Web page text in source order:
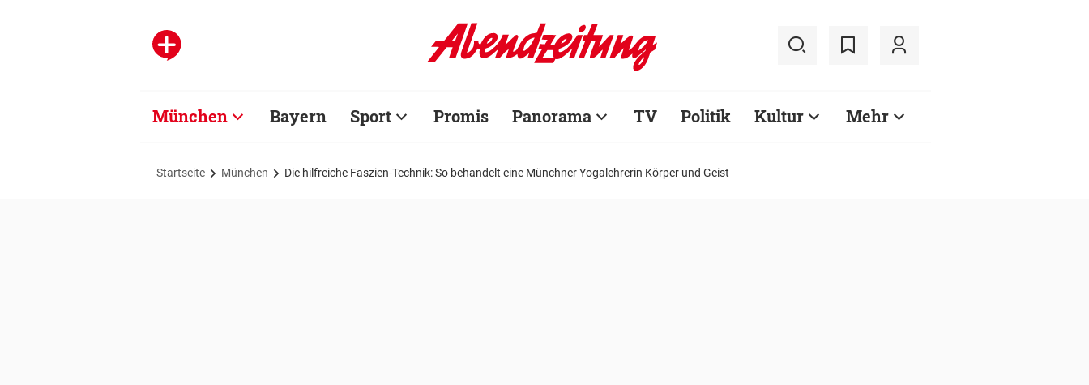
München Bayern Sport Promis Panorama TV Politik Kultur Mehr
Startseite München Die hilfreiche Faszien-Technik: So behandelt eine Münchner Yogalehrerin Körper und Geist